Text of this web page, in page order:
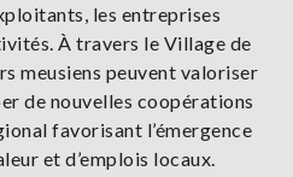
les entreprises
À travers le Village de
meusiens peuvent valoriser
de nouvelles coopérations
favorisant l’émergence
et d’emplois locaux.